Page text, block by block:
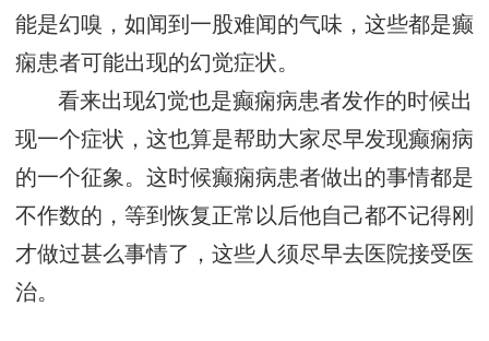
能是幻嗅，如闻到一股难闻的气味，这些都是癫
痫患者可能出现的幻觉症状。
看来出现幻觉也是癫痫病患者发作的时候出
现一个症状，这也算是帮助大家尽早发现癫痫病
的一个征象。这时候癫痫病患者做出的事情都是
不作数的，等到恢复正常以后他自己都不记得刚
才做过甚么事情了，这些人须尽早去医院接受医
治。